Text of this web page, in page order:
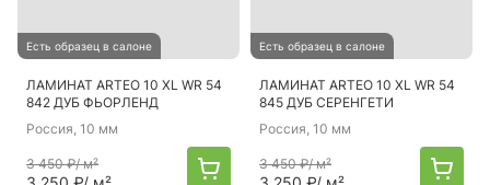
Есть образец в салоне
ЛАМИНАТ ARTEO 10 XL WR 54
842 ДУБ ФЬОРЛЕНД
Россия, 10 мм
3 450 ₽/ м²
Есть образец в салоне
ЛАМИНАТ ARTEO 10 XL WR 54
845 ДУБ СЕРЕНГЕТИ
Россия, 10 мм
3 450 ₽/ м²